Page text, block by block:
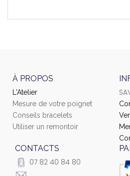
À PROPOS
L'Atelier
Mesure de votre poignet
Conseils bracelets
Utiliser un remontoir
CONTACTS
07 82 40 84 80